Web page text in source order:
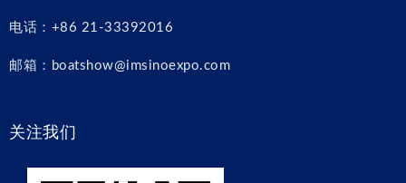
电话：+86 21-33392016
邮箱：boatshow@imsinoexpo.com
关注我们